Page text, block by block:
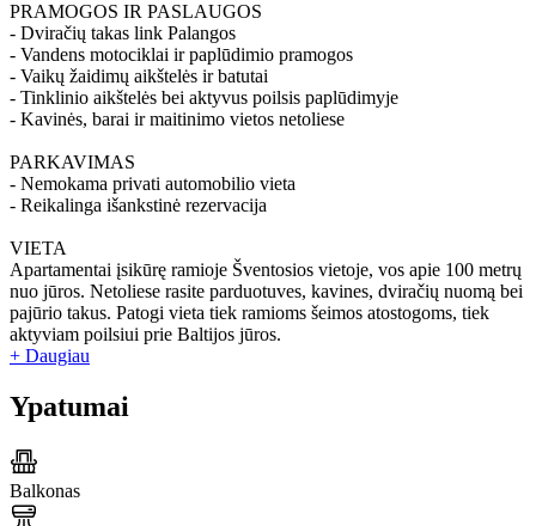
PRAMOGOS IR PASLAUGOS
- Dviračių takas link Palangos
- Vandens motociklai ir paplūdimio pramogos
- Vaikų žaidimų aikštelės ir batutai
- Tinklinio aikštelės bei aktyvus poilsis paplūdimyje
- Kavinės, barai ir maitinimo vietos netoliese
PARKAVIMAS
- Nemokama privati automobilio vieta
- Reikalinga išankstinė rezervacija
VIETA
Apartamentai įsikūrę ramioje Šventosios vietoje, vos apie 100 metrų
nuo jūros. Netoliese rasite parduotuves, kavines, dviračių nuomą bei
pajūrio takus. Patogi vieta tiek ramioms šeimos atostogoms, tiek
aktyviam poilsiui prie Baltijos jūros.
+ Daugiau
Ypatumai
Balkonas